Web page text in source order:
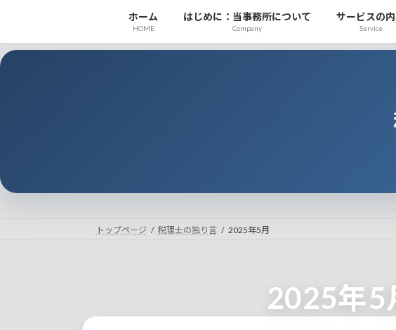
テ
ン
ゲ
ー
ホーム
HOME
はじめに：当事務所について
Company
サービスの
Service
トップページ 税理士の独り言 2025年5月
2025年5